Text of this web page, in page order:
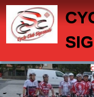
Panneau de gestion des